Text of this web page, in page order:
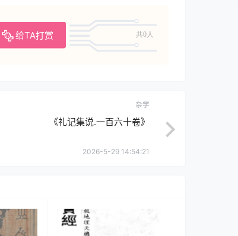
给TA打赏 共0人
杂学
《礼记集说.一百六十卷》
2026-5-29 14:54:21